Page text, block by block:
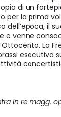
di un
per la prima
dell’epoca, il
e venne
La
esecutiva
in re magg.